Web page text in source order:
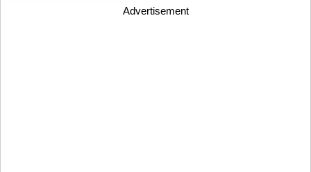
Advertisement